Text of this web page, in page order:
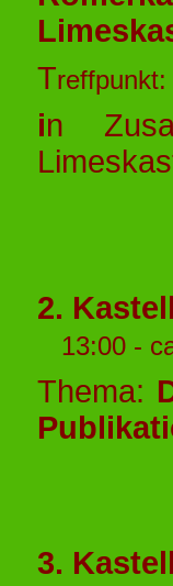
T
in
2.
13:00 -
Thema:
3.